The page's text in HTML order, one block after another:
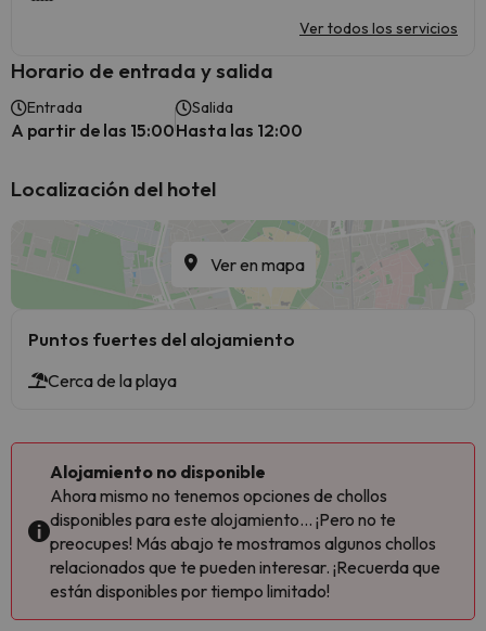
Ver todos los servicios
Horario de entrada y salida
Entrada
A partir de las 15:00
Salida
Hasta las 12:00
Localización del hotel
Ver en mapa
Puntos fuertes del alojamiento
Cerca de la playa
Alojamiento no disponible
Ahora mismo no tenemos opciones de chollos
disponibles para este alojamiento... ¡Pero no te
preocupes! Más abajo te mostramos algunos chollos
relacionados que te pueden interesar. ¡Recuerda que
están disponibles por tiempo limitado!